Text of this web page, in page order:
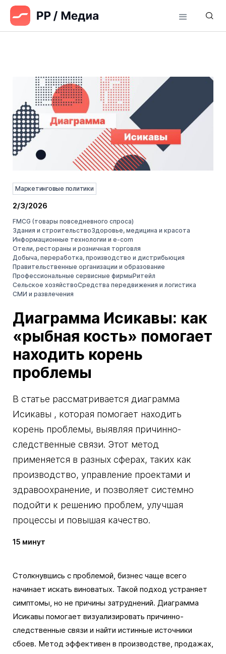
Маркетинговые политики
2/3/2026
FMCG (товары повседневного спроса)
Здания и строительствоЗдоровье, медицина и красота
Информационные технологии и e-com
Отели, рестораны и розничная торговля
Добыча, переработка, производство и дистрибьюция
Правительственные организации и образование
Профессиональные сервисные фирмыРитейл
Сельское хозяйствоСредства передвижения и логистика
СМИ и развлечения
Диаграмма Исикавы: как
«рыбная кость» помогает
находить корень
проблемы
В статье рассматривается диаграмма
Исикавы , которая помогает находить
корень проблемы, выявляя причинно-
следственные связи. Этот метод
применяется в разных сферах, таких как
производство, управление проектами и
здравоохранение, и позволяет системно
подойти к решению проблем, улучшая
процессы и повышая качество.
15 минут
Столкнувшись с проблемой, бизнес чаще всего
начинает искать виноватых. Такой подход устраняет
симптомы, но не причины затруднений. Диаграмма
Исикавы помогает визуализировать причинно-
следственные связи и найти истинные источники
сбоев. Метод эффективен в производстве, продажах,